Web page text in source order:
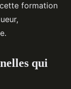
formation
qui